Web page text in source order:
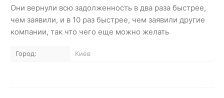
Они вернули всю задолженность в два раза быстрее,
чем заявили, и в 10 раз быстрее, чем заявили другие
компании, так что чего еще можно желать
Город: Киев